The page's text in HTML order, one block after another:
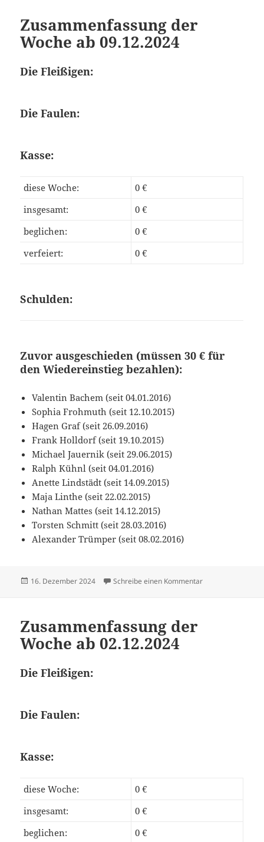
Zusammenfassung der
Woche ab 09.12.2024
Die Fleißigen:
Die Faulen:
Kasse:
diese Woche:
0 €
insgesamt:
0 €
beglichen:
0 €
verfeiert:
0 €
Schulden:
Zuvor ausgeschieden (müssen 30 € für
den Wiedereinstieg bezahlen):
Valentin Bachem (seit 04.01.2016)
Sophia Frohmuth (seit 12.10.2015)
Hagen Graf (seit 26.09.2016)
Frank Holldorf (seit 19.10.2015)
Michael Jauernik (seit 29.06.2015)
Ralph Kühnl (seit 04.01.2016)
Anette Lindstädt (seit 14.09.2015)
Maja Linthe (seit 22.02.2015)
Nathan Mattes (seit 14.12.2015)
Torsten Schmitt (seit 28.03.2016)
Alexander Trümper (seit 08.02.2016)
Veröffentlicht
16. Dezember 2024 Schreibe einen Kommentarzu
Zusammenfassung der
Woche ab 02.12.2024
Die Fleißigen:
Die Faulen:
Kasse:
diese Woche:
0 €
insgesamt:
0 €
beglichen:
0 €